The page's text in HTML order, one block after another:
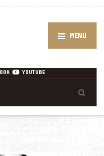
MENU
YOUTUBE